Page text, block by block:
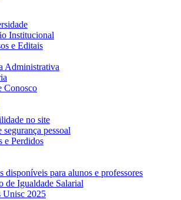
Institucional
e Editais
Administrativa
Conosco
no site
segurança pessoal
e Perdidos
disponíveis para alunos e professores
de Igualdade Salarial
Unisc 2025